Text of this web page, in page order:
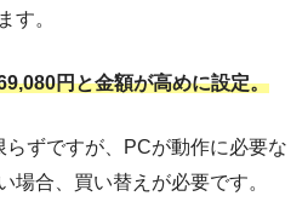
す。
円と金額が高めに設定。
らずですが、PCが動作に必要な
場合、買い替えが必要です。